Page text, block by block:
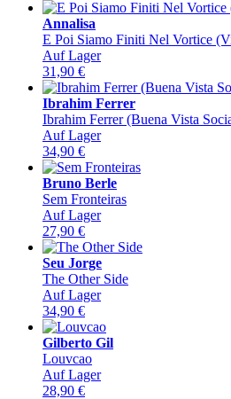
Annalisa
E Poi Siamo Finiti Nel Vortice
Auf Lager
31,90 €
Ibrahim Ferrer
Ibrahim Ferrer (Buena Vista
Auf Lager
34,90 €
Bruno Berle
Sem Fronteiras
Auf Lager
27,90 €
Seu Jorge
The Other Side
Auf Lager
34,90 €
Gilberto Gil
Louvcao
Auf Lager
28,90 €